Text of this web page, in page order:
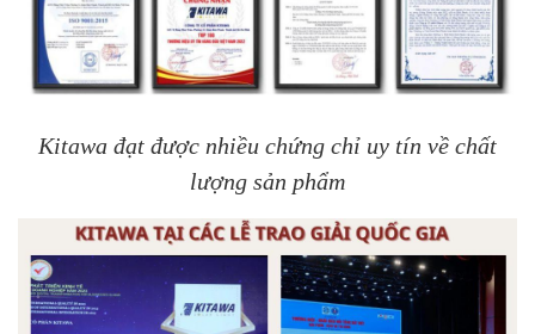
Kitawa đạt được nhiều chứng chỉ uy tín về chất
lượng sản phẩm